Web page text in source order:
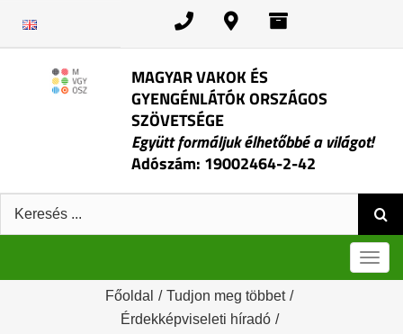
MAGYAR VAKOK ÉS
GYENGÉNLÁTÓK ORSZÁGOS
SZÖVETSÉGE
Együtt formáljuk élhetőbbé a világot!
Adószám: 19002464-2-42
Keresés:
Főoldal / Tudjon meg többet /
Érdekképviseleti híradó /